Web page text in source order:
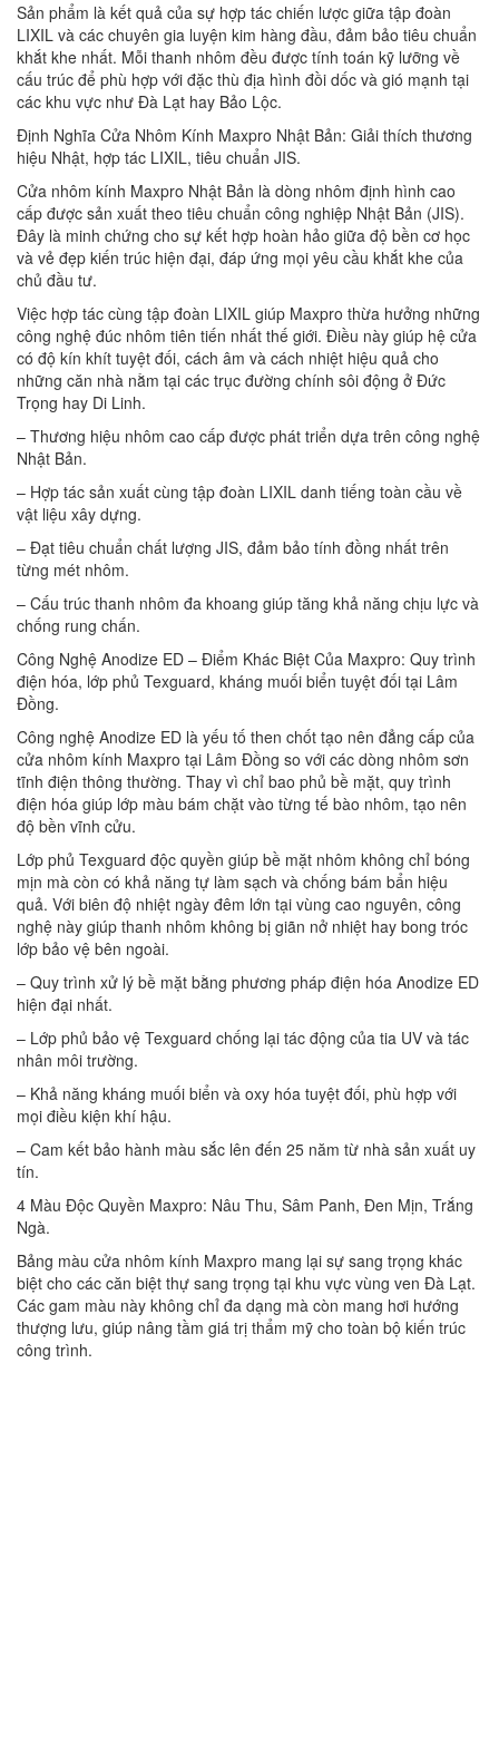
Sản phẩm là kết quả của sự hợp tác chiến lược giữa tập đoàn
LIXIL và các chuyên gia luyện kim hàng đầu, đảm bảo tiêu chuẩn
khắt khe nhất. Mỗi thanh nhôm đều được tính toán kỹ lưỡng về
cấu trúc để phù hợp với đặc thù địa hình đồi dốc và gió mạnh tại
các khu vực như Đà Lạt hay Bảo Lộc.
Định Nghĩa Cửa Nhôm Kính Maxpro Nhật Bản: Giải thích thương
hiệu Nhật, hợp tác LIXIL, tiêu chuẩn JIS.
Cửa nhôm kính Maxpro Nhật Bản là dòng nhôm định hình cao
cấp được sản xuất theo tiêu chuẩn công nghiệp Nhật Bản (JIS).
Đây là minh chứng cho sự kết hợp hoàn hảo giữa độ bền cơ học
và vẻ đẹp kiến trúc hiện đại, đáp ứng mọi yêu cầu khắt khe của
chủ đầu tư.
Việc hợp tác cùng tập đoàn LIXIL giúp Maxpro thừa hưởng những
công nghệ đúc nhôm tiên tiến nhất thế giới. Điều này giúp hệ cửa
có độ kín khít tuyệt đối, cách âm và cách nhiệt hiệu quả cho
những căn nhà nằm tại các trục đường chính sôi động ở Đức
Trọng hay Di Linh.
– Thương hiệu nhôm cao cấp được phát triển dựa trên công nghệ
Nhật Bản.
– Hợp tác sản xuất cùng tập đoàn LIXIL danh tiếng toàn cầu về
vật liệu xây dựng.
– Đạt tiêu chuẩn chất lượng JIS, đảm bảo tính đồng nhất trên
từng mét nhôm.
– Cấu trúc thanh nhôm đa khoang giúp tăng khả năng chịu lực và
chống rung chấn.
Công Nghệ Anodize ED – Điểm Khác Biệt Của Maxpro: Quy trình
điện hóa, lớp phủ Texguard, kháng muối biển tuyệt đối tại Lâm
Đồng.
Công nghệ Anodize ED là yếu tố then chốt tạo nên đẳng cấp của
cửa nhôm kính Maxpro tại Lâm Đồng so với các dòng nhôm sơn
tĩnh điện thông thường. Thay vì chỉ bao phủ bề mặt, quy trình
điện hóa giúp lớp màu bám chặt vào từng tế bào nhôm, tạo nên
độ bền vĩnh cửu.
Lớp phủ Texguard độc quyền giúp bề mặt nhôm không chỉ bóng
mịn mà còn có khả năng tự làm sạch và chống bám bẩn hiệu
quả. Với biên độ nhiệt ngày đêm lớn tại vùng cao nguyên, công
nghệ này giúp thanh nhôm không bị giãn nở nhiệt hay bong tróc
lớp bảo vệ bên ngoài.
– Quy trình xử lý bề mặt bằng phương pháp điện hóa Anodize ED
hiện đại nhất.
– Lớp phủ bảo vệ Texguard chống lại tác động của tia UV và tác
nhân môi trường.
– Khả năng kháng muối biển và oxy hóa tuyệt đối, phù hợp với
mọi điều kiện khí hậu.
– Cam kết bảo hành màu sắc lên đến 25 năm từ nhà sản xuất uy
tín.
4 Màu Độc Quyền Maxpro: Nâu Thu, Sâm Panh, Đen Mịn, Trắng
Ngà.
Bảng màu cửa nhôm kính Maxpro mang lại sự sang trọng khác
biệt cho các căn biệt thự sang trọng tại khu vực vùng ven Đà Lạt.
Các gam màu này không chỉ đa dạng mà còn mang hơi hướng
thượng lưu, giúp nâng tầm giá trị thẩm mỹ cho toàn bộ kiến trúc
công trình.